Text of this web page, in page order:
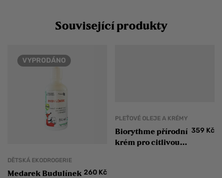
Související produkty
VYPRODÁNO
DĚTSKÁ EKODROGERIE
Medarek Budulínek 260 Kč
PLEŤOVÉ OLEJE A KRÉMY
Biorythme přírodní
krém pro citlivou
359 Kč